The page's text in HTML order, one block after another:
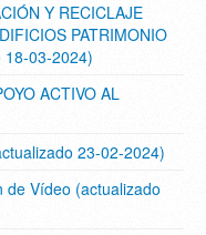
Y RECICLAJE
PATRIMONIO
18-03-2024)
ACTIVO AL
23-02-2024)
de Vídeo (actualizado